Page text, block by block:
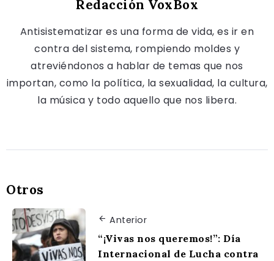
Redacción VoxBox
Antisistematizar es una forma de vida, es ir en
contra del sistema, rompiendo moldes y
atreviéndonos a hablar de temas que nos
importan, como la política, la sexualidad, la cultura,
la música y todo aquello que nos libera.
Otros
Anterior
“¡Vivas nos queremos!”: Día
Internacional de Lucha contra